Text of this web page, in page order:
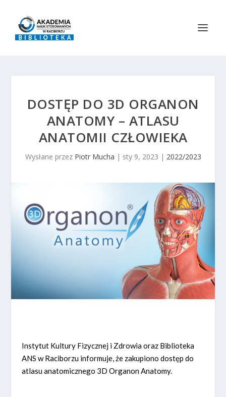
DOSTĘP DO 3D ORGANON
ANATOMY – ATLASU
ANATOMII CZŁOWIEKA
Wysłane przez Piotr Mucha | sty 9, 2023 | 2022/2023
Instytut Kultury Fizycznej i Zdrowia oraz Biblioteka
ANS w Raciborzu informuje, że zakupiono dostęp do
atlasu anatomicznego 3D Organon Anatomy.